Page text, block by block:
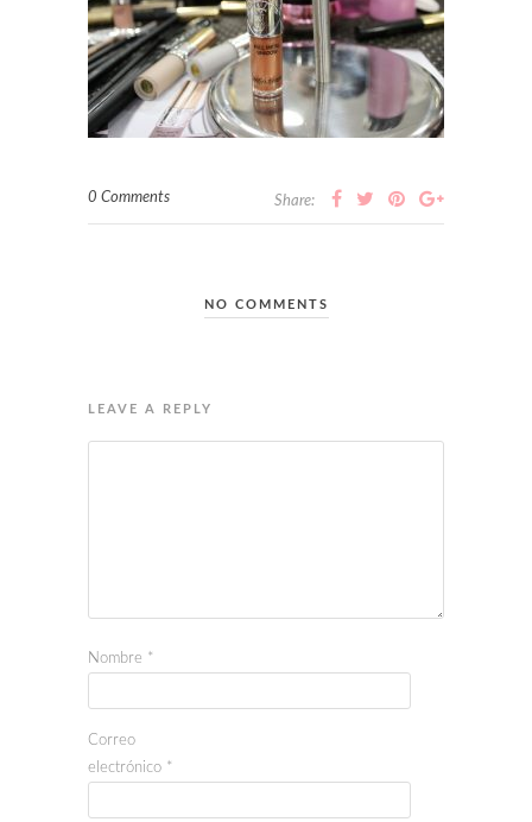
0 Comments Share:
NO COMMENTS
LEAVE A REPLY
Nombre *
Correo
electrónico *